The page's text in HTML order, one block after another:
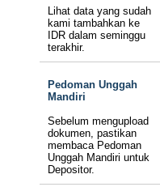
Lihat data yang sudah
kami tambahkan ke
IDR dalam seminggu
terakhir.
Pedoman Unggah
Mandiri
Sebelum mengupload
dokumen, pastikan
membaca Pedoman
Unggah Mandiri untuk
Depositor.